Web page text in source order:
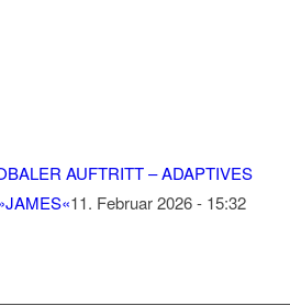
AUFTRITT – ADAPTIVES
11. Februar 2026 - 15:32